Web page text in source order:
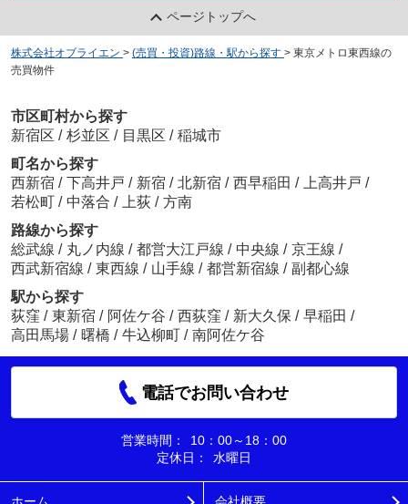
ページトップへ
株式会社オブライエン > (売買・投資)路線・駅から探す > 東京メトロ東西線の
売買物件
市区町村から探す
新宿区 / 杉並区 / 目黒区 / 稲城市
町名から探す
西新宿 / 下高井戸 / 新宿 / 北新宿 / 西早稲田 / 上高井戸 /
若松町 / 中落合 / 上荻 / 方南
路線から探す
総武線 / 丸ノ内線 / 都営大江戸線 / 中央線 / 京王線 /
西武新宿線 / 東西線 / 山手線 / 都営新宿線 / 副都心線
駅から探す
荻窪 / 東新宿 / 阿佐ケ谷 / 西荻窪 / 新大久保 / 早稲田 /
高田馬場 / 曙橋 / 牛込柳町 / 南阿佐ケ谷
電話でお問い合わせ
営業時間：
10：00～18：00
定休日：
水曜日